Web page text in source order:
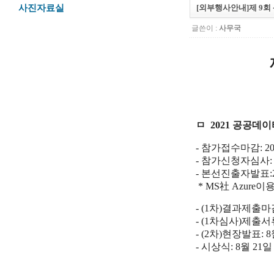
사진자료실 [외부행사안내]제 9회
글쓴이 : 사무국
ㅁ 2021 공공데
- 참가접수마감:
- 참가신청자심사
- 본선진출자발표
* MS社 Azure이
- (1차)결과제출마
- (1차심사)제출서
- (2차)현장발표:
- 시상식: 8월 21일